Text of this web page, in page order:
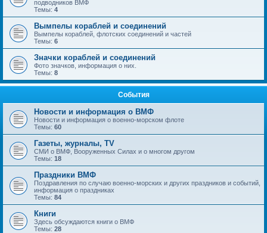
подводников ВМФ
Темы: 4
Вымпелы кораблей и соединений
Вымпелы кораблей, флотских соединений и частей
Темы: 6
Значки кораблей и соединений
Фото значков, информация о них.
Темы: 8
События
Новости и информация о ВМФ
Новости и информация о военно-морском флоте
Темы: 60
Газеты, журналы, TV
СМИ о ВМФ, Вооруженных Силах и о многом другом
Темы: 18
Праздники ВМФ
Поздравления по случаю военно-морских и других праздников и событий,
информация о праздниках
Темы: 84
Книги
Здесь обсуждаются книги о ВМФ
Темы: 28